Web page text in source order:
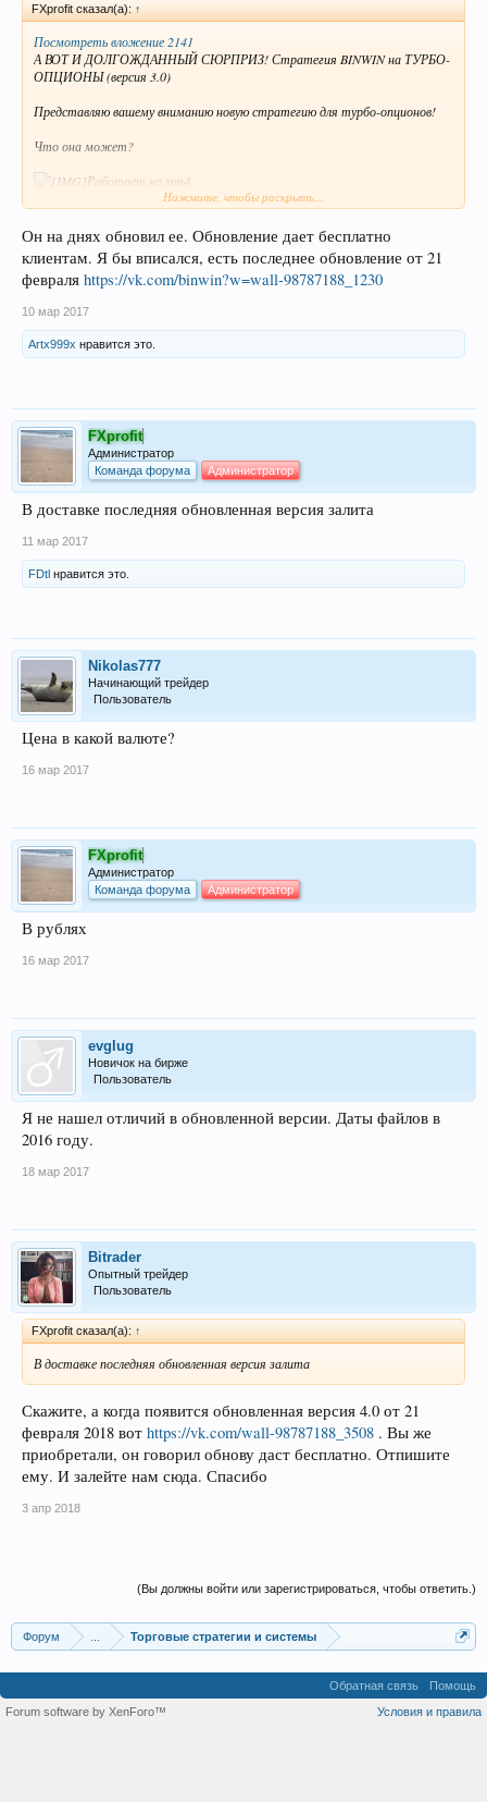
FXprofit сказал(а): ↑
Посмотреть вложение 2141
А ВОТ И ДОЛГОЖДАННЫЙ СЮРПРИЗ! Стратегия BINWIN на ТУРБО-
ОПЦИОНЫ (версия 3.0)
Представляю вашему вниманию новую стратегию для турбо-опционов!
Что она может?
Работает на мт4.
Период экспирации 3-5 минут
Быстро настраивается
Прибыль в районе 70-80% ( в среднем 7-8 сделок в плюс из 10).
Это новая стратегия (не 2.21 и другие),
продолжение имеет название 3.0
ПродажникЦена 2000 р
Цена взноса в рублях
Нажмите, чтобы раскрыть...
Он на днях обновил ее. Обновление дает бесплатно
клиентам. Я бы вписался, есть последнее обновление от 21
февраля https://vk.com/binwin?w=wall-98787188_1230
10 мар 2017
Artx999x нравится это.
FXprofit
Администратор
Команда форума
Администратор
В доставке последняя обновленная версия залита
11 мар 2017
FDtl нравится это.
Nikolas777
Начинающий трейдер
Пользователь
Цена в какой валюте?
16 мар 2017
FXprofit
Администратор
Команда форума
Администратор
В рублях
16 мар 2017
evglug
Новичок на бирже
Пользователь
Я не нашел отличий в обновленной версии. Даты файлов в
2016 году.
18 мар 2017
Bitrader
Опытный трейдер
Пользователь
FXprofit сказал(а): ↑
В доставке последняя обновленная версия залита
Скажите, а когда появится обновленная версия 4.0 от 21
февраля 2018 вот https://vk.com/wall-98787188_3508 . Вы же
приобретали, он говорил обнову даст бесплатно. Отпишите
ему. И залейте нам сюда. Спасибо
3 апр 2018
(Вы должны войти или зарегистрироваться, чтобы ответить.)
Форум Торговые стратегии и системы
Обратная связь
Помощь
Условия и правила
Forum software by XenForo™